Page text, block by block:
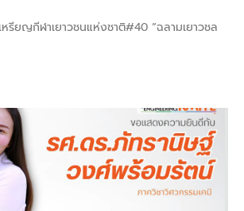
รียญกีฬาเยาวชนแห่งชาติ#40 “ฉลามเยาวชล